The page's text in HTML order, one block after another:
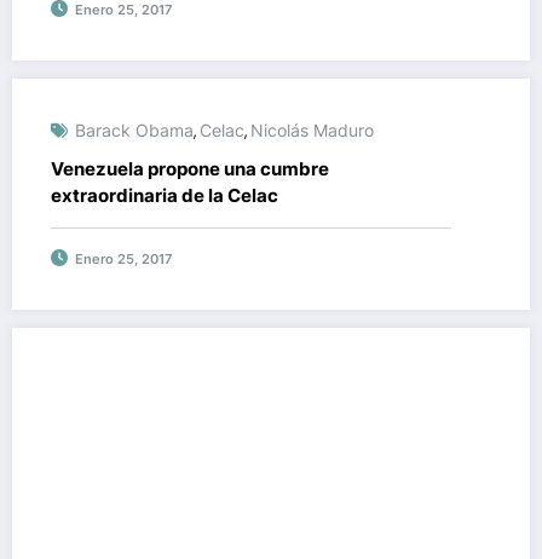
Enero 25, 2017
Barack Obama, Celac, Nicolás Maduro
Venezuela propone una cumbre
extraordinaria de la Celac
Enero 25, 2017